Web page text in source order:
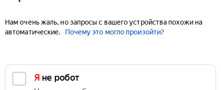
Нам очень жаль, но запросы с вашего устройства похожи на
автоматические.
Почему это могло произойти?
Я не робот